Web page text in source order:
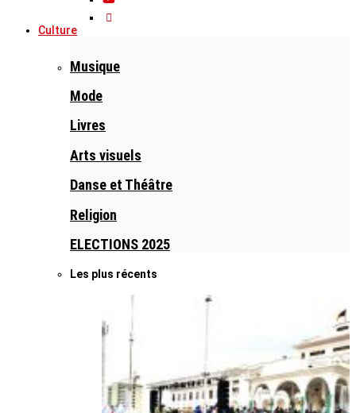
Culture
Musique
Mode
Livres
Arts visuels
Danse et Théâtre
Religion
ELECTIONS 2025
Les plus récents